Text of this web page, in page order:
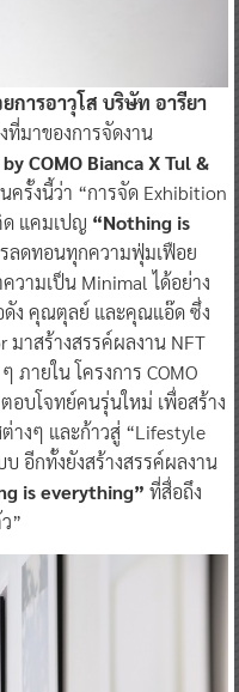
การอาวุโส บริษัท อารียา
ที่มาของการจัดงาน
COMO Bianca X Tul &
นครั้งนี้ว่า “การจัด Exhibition
ด แคมเปญ “Nothing is
ลดทอนทุกความฟุ่มเฟือย
วามเป็น Minimal ได้อย่าง
ดัง คุณตุลย์ และคุณแอ๊ด ซึ่ง
มาสร้างสรรค์ผลงาน NFT
ภายใน โครงการ COMO
อบโจทย์คนรุ่นใหม่ เพื่อสร้าง
างๆ และก้าวสู่ “Lifestyle
บ อีกทั้งยังสร้างสรรค์ผลงาน
is everything” ที่สื่อถึง
”